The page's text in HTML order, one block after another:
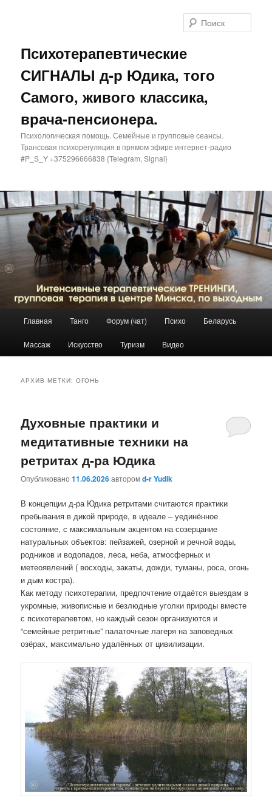
Психотерапевтические
СИГНАЛЫ д-р Юдика, того
Самого, живого классика,
врача-пенсионера.
Психологическая помощь. Семейные и групповые сеансы.
Трансовая психорегуляция в прямом эфире интернет-радио
#P_S_Y +375296666838 {Telegram, Signal}
Перейти
к
Перейти
к
Главная Танго Форум (чат) Психо Беларусь
Массаж Искусство Туризм Видео
АРХИВ МЕТКИ:ОГОНЬ
Духовные практики и
медитативные техники на
ретритах д-ра Юдика
Опубликовано11.06.2026авторомd-r Yudik
В концепции д-ра Юдика ретритами считаются практики
пребывания в дикой природе, в идеале – уединённое
состояние, с максимальным акцентом на созерцание
натуральных объектов: пейзажей, озерной и речной воды,
родников и водопадов, леса, неба, атмосферных и
метеоявлений ( восходы, закаты, дожди, туманы, роса, огонь
и дым костра).
Как методу психотерапии, предпочтение отдаётся выездам в
укромные, живописные и безлюдные уголки природы вместе
с психотерапевтом, но каждый сезон организуются и
“семейные ретритные” палаточные лагеря на заповедных
озёрах, максимально удалённых от цивилизации.